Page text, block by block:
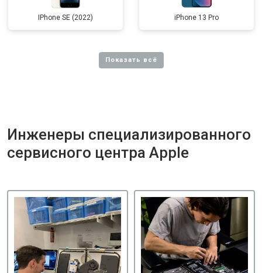
IPhone SE (2022) iPhone 13 Pro
Инженеры специализированного
сервисного центра Apple